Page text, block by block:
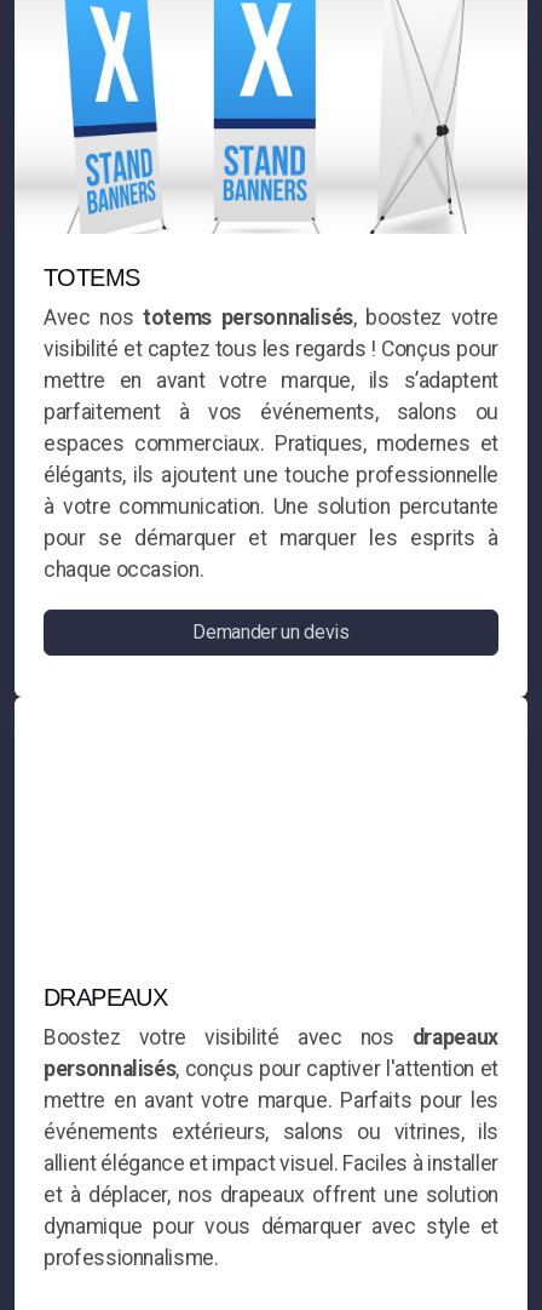
TOTEMS
Avec nostotems personnalisés, boostez votre
visibilité et captez tous les regards ! Conçus pour
mettre en avant votre marque, ils s’adaptent
parfaitement à vos événements, salons ou
espaces commerciaux. Pratiques, modernes et
élégants, ils ajoutent une touche professionnelle
à votre communication. Une solution percutante
pour se démarquer et marquer les esprits à
chaque occasion.
Demander un devis
DRAPEAUX
Boostez votre visibilité avec nos drapeaux
personnalisés, conçus pour captiver l'attention et
mettre en avant votre marque. Parfaits pour les
événements extérieurs, salons ou vitrines, ils
allient élégance et impact visuel. Faciles à installer
et à déplacer, nos drapeaux offrent une solution
dynamique pour vous démarquer avec style et
professionnalisme.
Adhésif pour vitrine
Adhésif pour véhicule
Adhésif spéciale mur
Affiches